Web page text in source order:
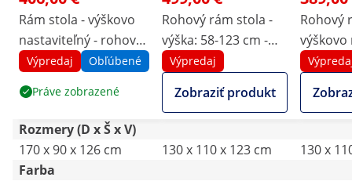
Rám stola - výškovo
nastaviteľný - rohový -
výška: 60 – 125 cm -
90 – 150 cm
Výpredaj Obľúbené
Práve zobrazené
Rohový rám stola -
výška: 58-123 cm -
šírka: 90-150 cm
(vľavo) / 110-190 cm
(vpravo) - uhol: 90 ° -
Výpredaj
Zobraziť produkt
Rohový
výškovo
- výška:
šírka: 90
cm/110
Rozmery (D x Š x V)
170 x 90 x 126 cm
130 x 110 x 123 cm
130 x
Farba